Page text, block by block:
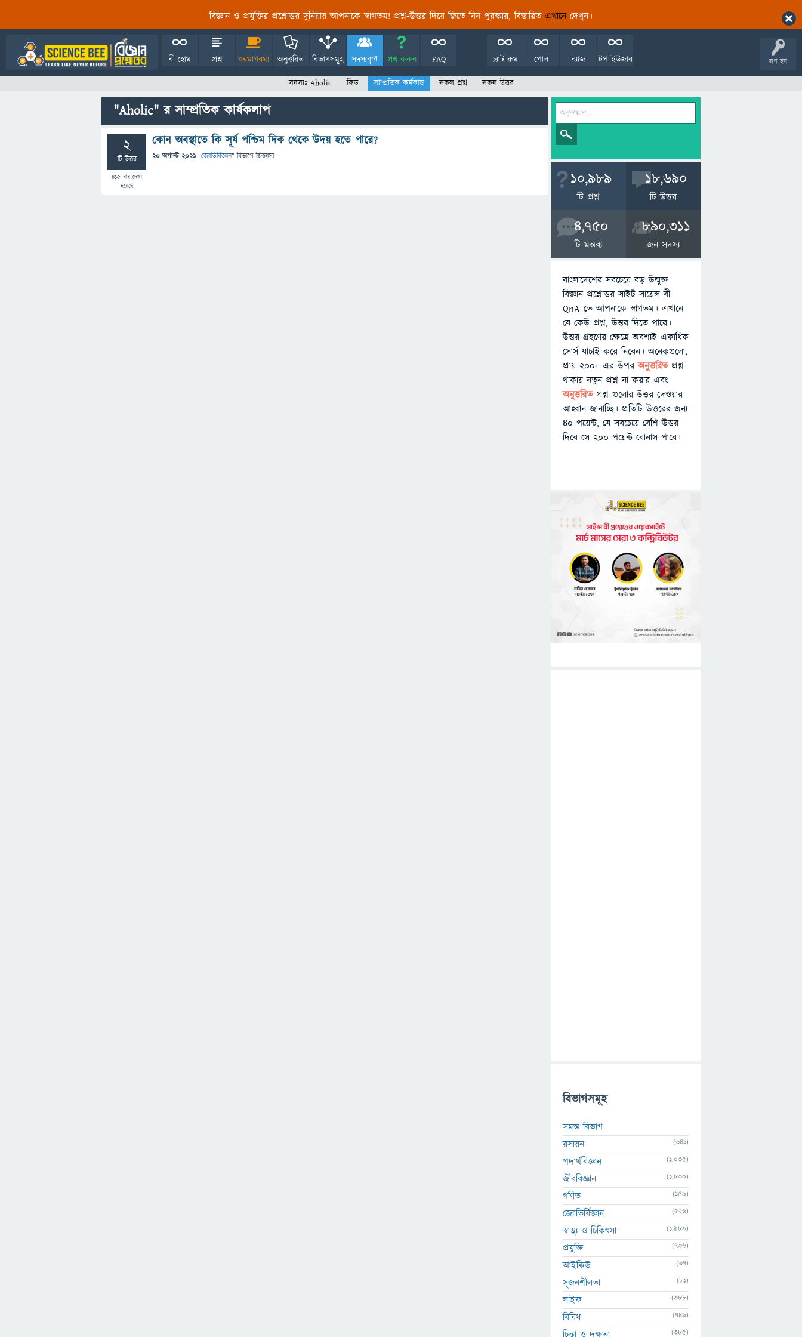
বিজ্ঞান ও প্রযুক্তির প্রশ্নোত্তর দুনিয়ায় আপনাকে স্বাগতম! প্রশ্ন-উত্তর দিয়ে জিতে নিন পুরস্কার, বিস্তারিত এখানেদেখুন।
লগ ইন
বী হোম প্রশ্ন গরমাগরম! অনুত্তরিত বিভাগসমূহ সদস্যবৃন্দ প্রশ্ন করুন FAQ টপ ইউজার
ব্যাজ
পোল
চ্যাট রুম
সদস্যঃ Aholic ফিড সাম্প্রতিক কর্মকান্ড সকল প্রশ্ন সকল উত্তর
"Aholic" র সাম্প্রতিক কার্যকলাপ
2
টি উত্তর
415 বার দেখা
হয়েছে
কোন অবস্থাতে কি সূর্য পশ্চিম দিক থেকে উদয় হতে পারে?
20 অগাস্ট 2021 "জ্যোতির্বিজ্ঞান" বিভাগে জিজ্ঞাসা
10,989
টি প্রশ্ন
18,690
টি উত্তর
4,750
টি মন্তব্য
890,311
জন সদস্য
বাংলাদেশের সবচেয়ে বড় উন্মুক্ত
বিজ্ঞান প্রশ্নোত্তর সাইট সায়েন্স বী
QnA তে আপনাকে স্বাগতম। এখানে
যে কেউ প্রশ্ন, উত্তর দিতে পারে।
উত্তর গ্রহণের ক্ষেত্রে অবশ্যই একাধিক
সোর্স যাচাই করে নিবেন। অনেকগুলো,
প্রায় ২০০+ এর উপরঅনুত্তরিতপ্রশ্ন
থাকায় নতুন প্রশ্ন না করার এবং
অনুত্তরিত প্রশ্ন গুলোর উত্তর দেওয়ার
আহ্বান জানাচ্ছি। প্রতিটি উত্তরের জন্য
৪০ পয়েন্ট, যে সবচেয়ে বেশি উত্তর
দিবে সে ২০০ পয়েন্ট বোনাস পাবে।
বিভাগসমূহ
সমস্ত বিভাগ
রসায়ন
(641)
পদার্থবিজ্ঞান (1,035)
জীববিজ্ঞান (1,830)
গণিত (159)
জ্যোতির্বিজ্ঞান (526)
স্বাস্থ্য ও চিকিৎসা (1,989)
প্রযুক্তি (736)
আইকিউ (67)
সৃজনশীলতা (81)
লাইফ (388)
বিবিধ (749)
চিন্তা ও দক্ষতা (385)